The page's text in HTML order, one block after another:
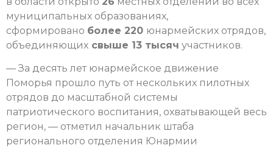
муниципальных образованиях,
сформировано более 220 юнармейских отрядов,
объединяющих свыше 13 тысяч участников.
— За десять лет юнармейское движение
Поморья прошло путь от нескольких пилотных
отрядов до масштабной системы
патриотического воспитания, охватывающей весь
регион, — отметил начальник штаба
регионального отделения Юнармии